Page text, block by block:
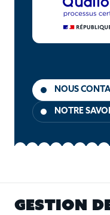
NOUS
NOTRE
GESTION D